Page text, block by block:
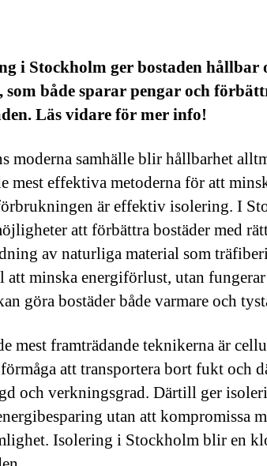
i Stockholm ger bostaden hållbar
som både sparar pengar och
Läs vidare för mer info!
moderna samhälle blir hållbarhet
mest effektiva metoderna för att
är effektiv isolering. I
att förbättra bostäder med
av naturliga material som
att minska energiförlust, utan
göra bostäder både varmare och
mest framträdande teknikerna är
att transportera bort fukt och
och verkningsgrad. Därtill ger
utan att kompromissa
Isolering i Stockholm blir en